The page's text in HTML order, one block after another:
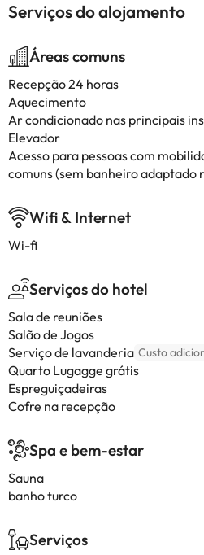
Serviços do alojamento
Áreas comuns
Recepção 24 horas
Aquecimento
Ar condicionado nas principais
Elevador
Acesso para pessoas com
comuns (sem banheiro adaptado
Wifi & Internet
Wi-fi
Serviços do hotel
Sala de reuniões
Salão de Jogos
Serviço de lavanderia Custo
Quarto Lugagge grátis
Espreguiçadeiras
Cofre na recepção
Spa e bem-estar
Sauna
banho turco
Serviços